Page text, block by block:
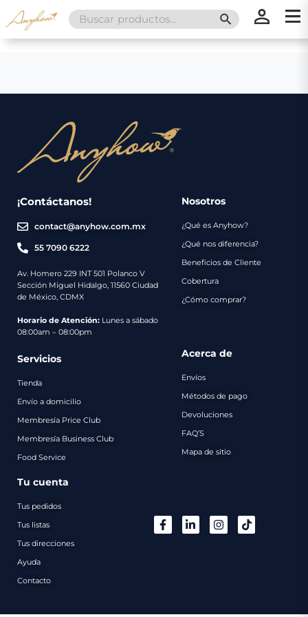
Search
for:
SEARCH
¡Contáctanos!
contact@anyhow.com.mx
55 7090 6222
Av. Homero 229 INT 501 Polanco V
Sección Miguel Hidalgo, 11560 Ciudad
de México, CDMX
Horario de Atención: Lunes a sábado
08:00am – 08:00pm
Nosotros
¿Qué es Anyhow?
¿Qué nos diferencia?
Beneficios de Cliente
Cobertura
¿Cómo comprar?
Servicios
Tienda
Envío a domicilio
Membresía Price Club
Membresía Business Club
Food Service
Acerca de
Envíos
Métodos de pago
Devoluciones
FAQ’S
Mapa de sitio
Tu cuenta
Tus pedidos
Tus listas
Tus direcciones
Ayuda
Contacto
Nosotros
Servicios
Envíos
Métodos
de
Catálogo
Regalos
Contacto